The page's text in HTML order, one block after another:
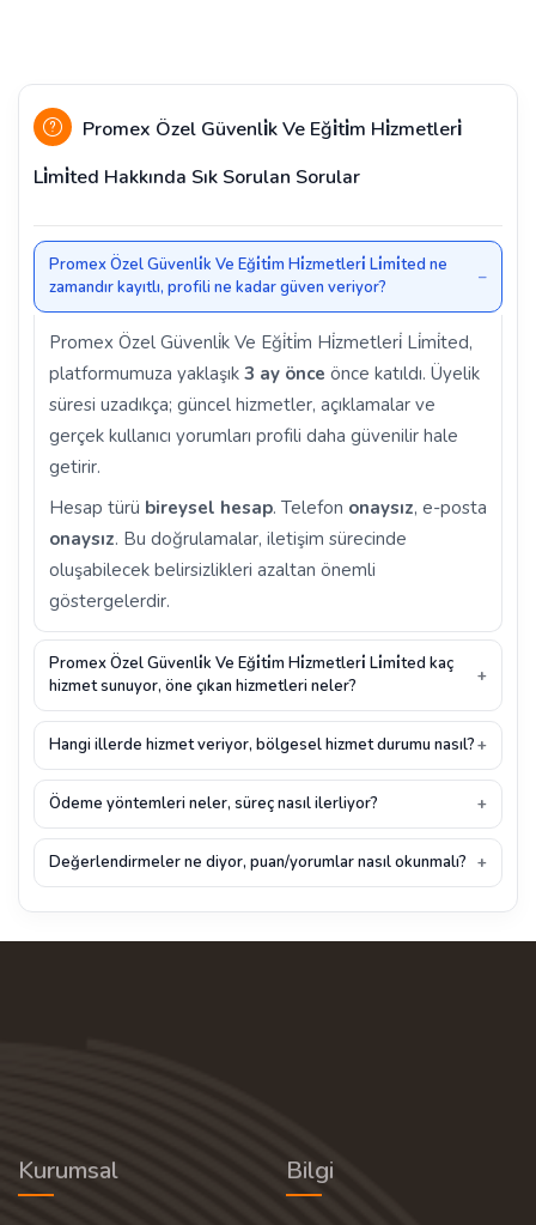
Promex Özel Güvenli̇k Ve Eği̇ti̇m Hi̇zmetleri̇
Li̇mi̇ted Hakkında Sık Sorulan Sorular
Promex Özel Güvenli̇k Ve Eği̇ti̇m Hi̇zmetleri̇ Li̇mi̇ted ne
zamandır kayıtlı, profili ne kadar güven veriyor?
Promex Özel Güvenli̇k Ve Eği̇ti̇m Hi̇zmetleri̇ Li̇mi̇ted,
platformumuza yaklaşık 3 ay önce önce katıldı. Üyelik
süresi uzadıkça; güncel hizmetler, açıklamalar ve
gerçek kullanıcı yorumları profili daha güvenilir hale
getirir.
Hesap türü bireysel hesap. Telefon onaysız, e-posta
onaysız. Bu doğrulamalar, iletişim sürecinde
oluşabilecek belirsizlikleri azaltan önemli
göstergelerdir.
Promex Özel Güvenli̇k Ve Eği̇ti̇m Hi̇zmetleri̇ Li̇mi̇ted kaç
hizmet sunuyor, öne çıkan hizmetleri neler?
Hangi illerde hizmet veriyor, bölgesel hizmet durumu nasıl?
Ödeme yöntemleri neler, süreç nasıl ilerliyor?
Değerlendirmeler ne diyor, puan/yorumlar nasıl okunmalı?
Kurumsal Bilgi